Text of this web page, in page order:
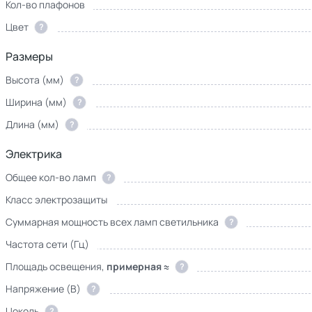
Кол-во плафонов
Цвет
?
Размеры
Высота (мм) ?
Ширина (мм) ?
Длина (мм) ?
Электрика
Общее кол-во ламп ?
Класс электрозащиты
Суммарная мощность всех ламп светильника
?
Частота сети (Гц)
Площадь освещения, примерная ≈ ?
Напряжение (В) ?